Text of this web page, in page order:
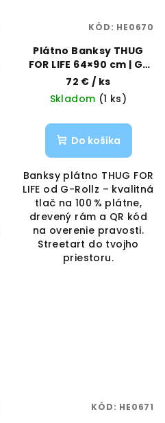
Plátno Banksy THUG
FOR LIFE 64×90 cm | G-
Rollz | Vaporama
72 € / ks
Skladom (1 ks)
Do košíka
Banksy plátno THUG FOR
LIFE od G-Rollz – kvalitná
tlač na 100 % plátne,
drevený rám a QR kód
na overenie pravosti.
Streetart do tvojho
priestoru.
KÓD: HE0670
KÓD: HE0671